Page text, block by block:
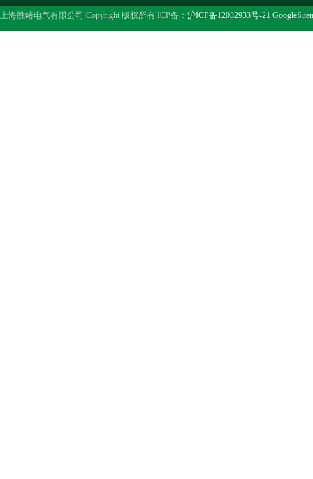
上海胜绪电气有限公司 Copyright 版权所有 ICP备： 沪ICP备12032933号-21